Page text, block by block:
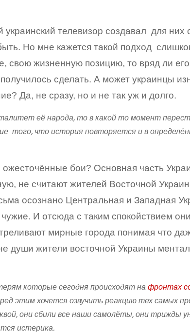
телевизор создавал для них
Но мне кажется такой подход
свою жизненную позицию, то вряд ли
сделать. А может украинцы
Да, не сразу, но и не так уж и долго.
её народа, то в какой то момент
того, что история повторяется и в
бои? Основная часть
не считают жителей Восточной
осознано Центральная и Западная
И отсюда с таким спокойствием
мирные города понимая что
души жители восточной Украины
которые сегодня происходят нафронтах
этим хочется озвучить реакцию тех самых
они сбили все наши самолёты, они трижды
истерика.